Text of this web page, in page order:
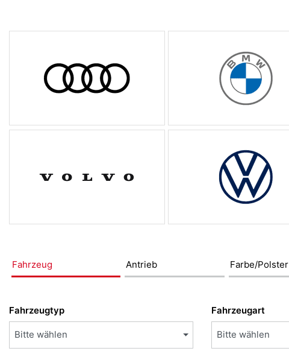
Fahrzeug Antrieb Farbe/Polster
Fahrzeugtyp
Bitte wählen
Fahrzeugart
Bitte wählen